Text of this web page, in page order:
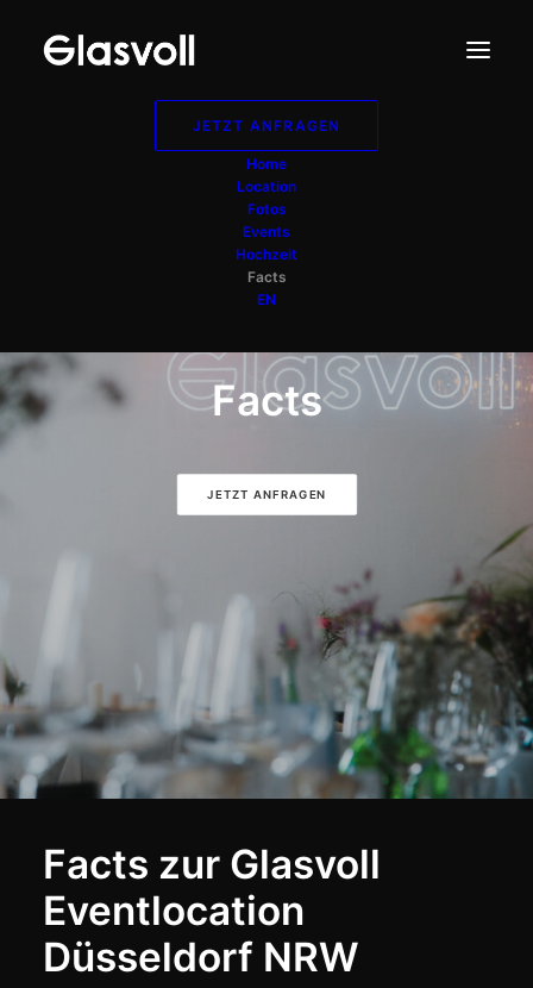
JETZT ANFRAGEN
Home
Location
Fotos
Events
Hochzeit
Facts
EN
Facts
JETZT ANFRAGEN
Facts zur Glasvoll
Eventlocation
Düsseldorf NRW